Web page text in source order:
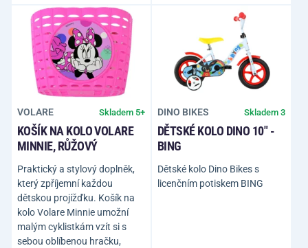
VOLARE Skladem 5+
KOŠÍK NA KOLO VOLARE
MINNIE, RŮŽOVÝ
Praktický a stylový doplněk,
který zpříjemní každou
dětskou projížďku. Košík na
kolo Volare Minnie umožní
malým cyklistkám vzít si s
sebou oblíbenou hračku,
DINO BIKES Skladem 3
DĚTSKÉ KOLO DINO 10" -
BING
Dětské kolo Dino Bikes s
licenčním potiskem BING